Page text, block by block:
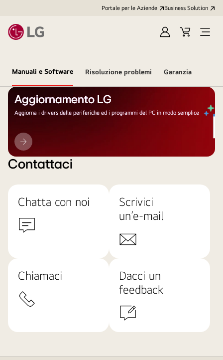
Portale per le Aziende Business Solution
AccediCart
Open
Manuali e Software Risoluzione problemi Garanzia
Aggiornamento LG
Aggiorna i drivers delle periferiche ed i programmi del PC in modo semplice
Aggiornamento
LG
Contattaci
Chatta con noi
Scrivici
un’e-mail
Chiamaci
Dacci un
feedback